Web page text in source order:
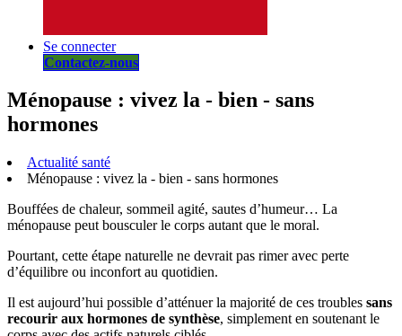
Se connecter
Contactez-nous
Ménopause : vivez la - bien - sans
hormones
Actualité santé
Ménopause : vivez la - bien - sans hormones
Bouffées de chaleur, sommeil agité, sautes d’humeur… La
ménopause peut bousculer le corps autant que le moral.
Pourtant, cette étape naturelle ne devrait pas rimer avec perte
d’équilibre ou inconfort au quotidien.
Il est aujourd’hui possible d’atténuer la majorité de ces troubles sans
recourir aux hormones de synthèse, simplement en soutenant le